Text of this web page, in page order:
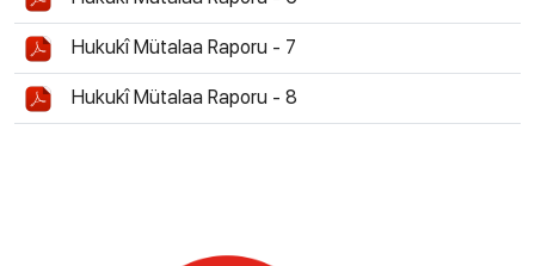
Hukukî Mütalaa Raporu - 7
Hukukî Mütalaa Raporu - 8